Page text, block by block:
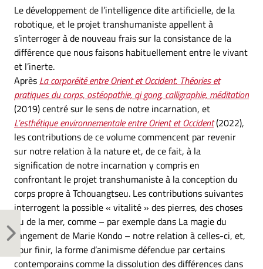
Le développement de l’intelligence dite artificielle, de la
robotique, et le projet transhumaniste appellent à
s’interroger à de nouveau frais sur la consistance de la
différence que nous faisons habituellement entre le vivant
et l’inerte.
Après La corporéité entre Orient et Occident. Théories et
pratiques du corps, ostéopathie, qi gong, calligraphie, méditation
(2019) centré sur le sens de notre incarnation, et
L’esthétique environnementale entre Orient et Occident(2022),
les contributions de ce volume commencent par revenir
sur notre relation à la nature et, de ce fait, à la
signification de notre incarnation y compris en
confrontant le projet transhumaniste à la conception du
corps propre à Tchouangtseu. Les contributions suivantes
interrogent la possible « vitalité » des pierres, des choses
ou de la mer, comme – par exemple dans La magie du
rangement de Marie Kondo – notre relation à celles-ci, et,
pour finir, la forme d’animisme défendue par certains
contemporains comme la dissolution des différences dans